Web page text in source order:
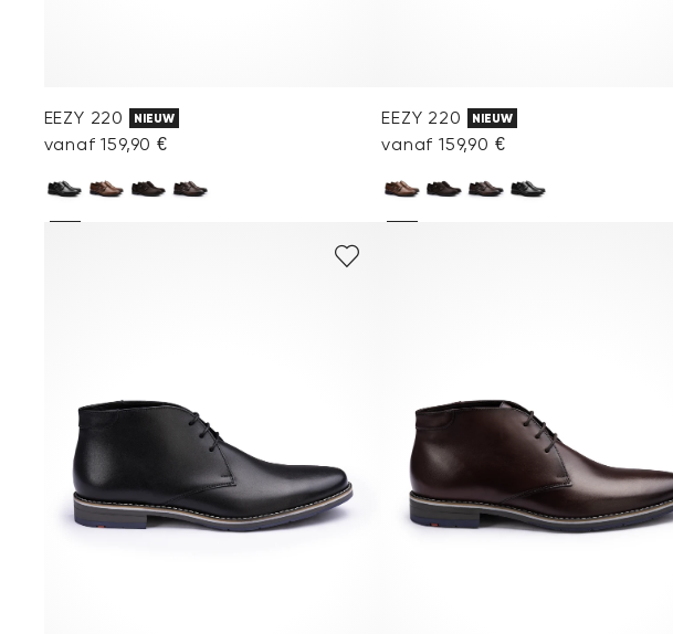
EEZY 220 NIEUW
vanaf 159,90 €
EEZY 220 NIEUW
vanaf 159,90 €